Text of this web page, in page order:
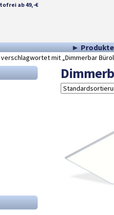
ab 49,-€
► Produkte
mit „Dimmerbar